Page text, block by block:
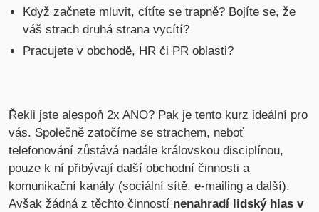
Když začnete mluvit, cítíte se trapně? Bojíte se, že
váš strach druhá strana vycítí?
Pracujete v obchodě, HR či PR oblasti?
Řekli jste alespoň 2x ANO? Pak je tento kurz ideální pro
vás. Společně zatočíme se strachem, neboť
telefonování zůstává nadále královskou disciplínou,
pouze k ní přibývají další obchodní činnosti a
komunikační kanály (sociální sítě, e-mailing a další).
Avšak žádná z těchto činností nenahradí lidský hlas v